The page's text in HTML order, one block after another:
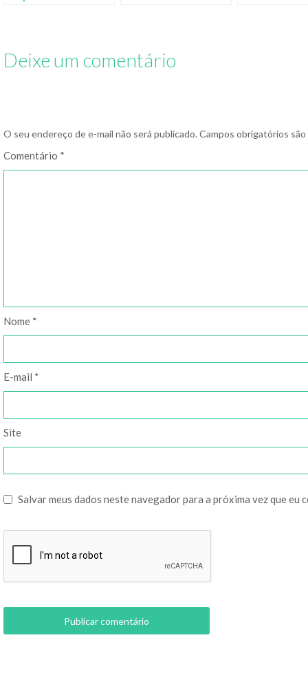
Deixe um comentário
O seu endereço de e-mail não será publicado. Campos obrigatórios
Comentário *
Nome *
E-mail *
Site
Salvar meus dados neste navegador para a próxima vez que eu